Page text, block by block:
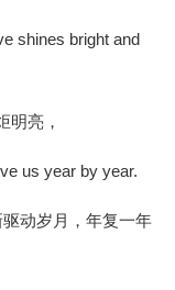
shines bright and
明亮，
us year by year.
动岁月，年复一年